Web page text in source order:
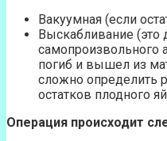
Вакуумная (если
Выскабливание (это
самопроизвольного
погиб и вышел из
сложно определить
остатков плодного
Операция происходит